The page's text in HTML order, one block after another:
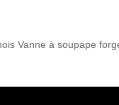
Vanne à soupape